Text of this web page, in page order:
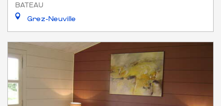
BATEAU
Grez-Neuville